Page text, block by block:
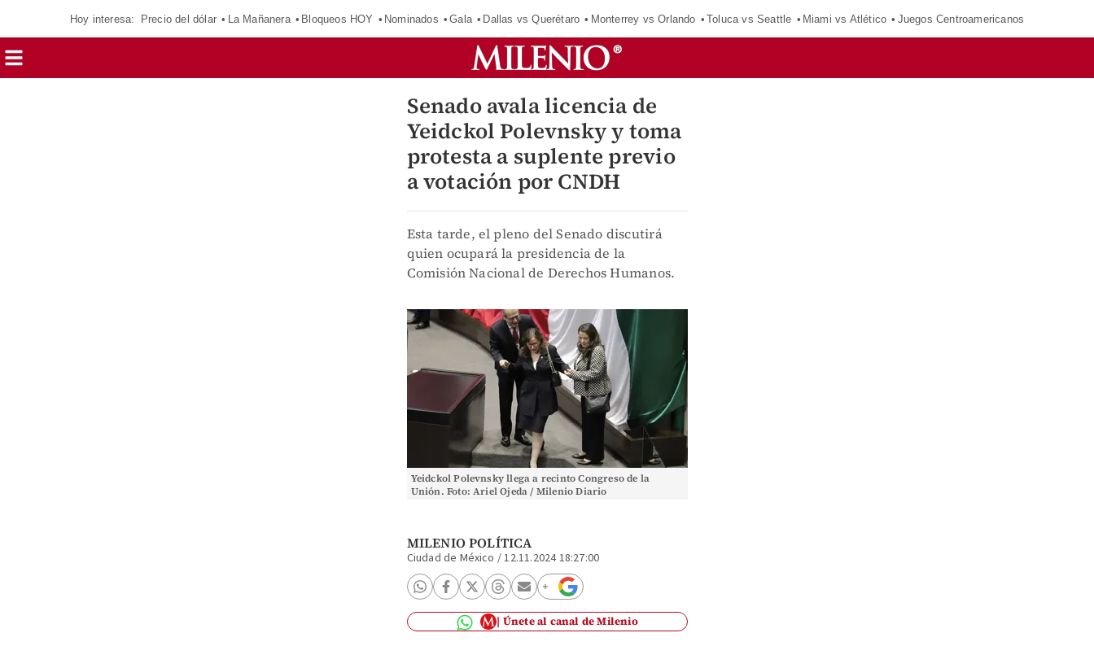
Hoy interesa: Precio del dólar La Mañanera Bloqueos HOY Nominados Gala Dallas vs Querétaro Monterrey vs Orlando Toluca vs Seattle Miami vs Atlético Juegos Centroamericanos
Senado avala licencia de
Yeidckol Polevnsky y toma
protesta a suplente previo
a votación por CNDH
Esta tarde, el pleno del Senado discutirá
quien ocupará la presidencia de la
Comisión Nacional de Derechos Humanos.
Yeidckol Polevnsky llega a recinto Congreso de la
Unión. Foto: Ariel Ojeda / Milenio Diario
MILENIO POLÍTICA
Ciudad de México /12.11.2024 18:27:00
Únete al canal de Milenio